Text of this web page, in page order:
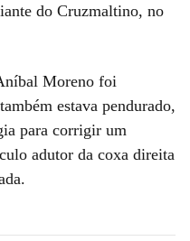
do Cruzmaltino, no
Moreno foi
estava pendurado,
para corrigir um
adutor da coxa direita